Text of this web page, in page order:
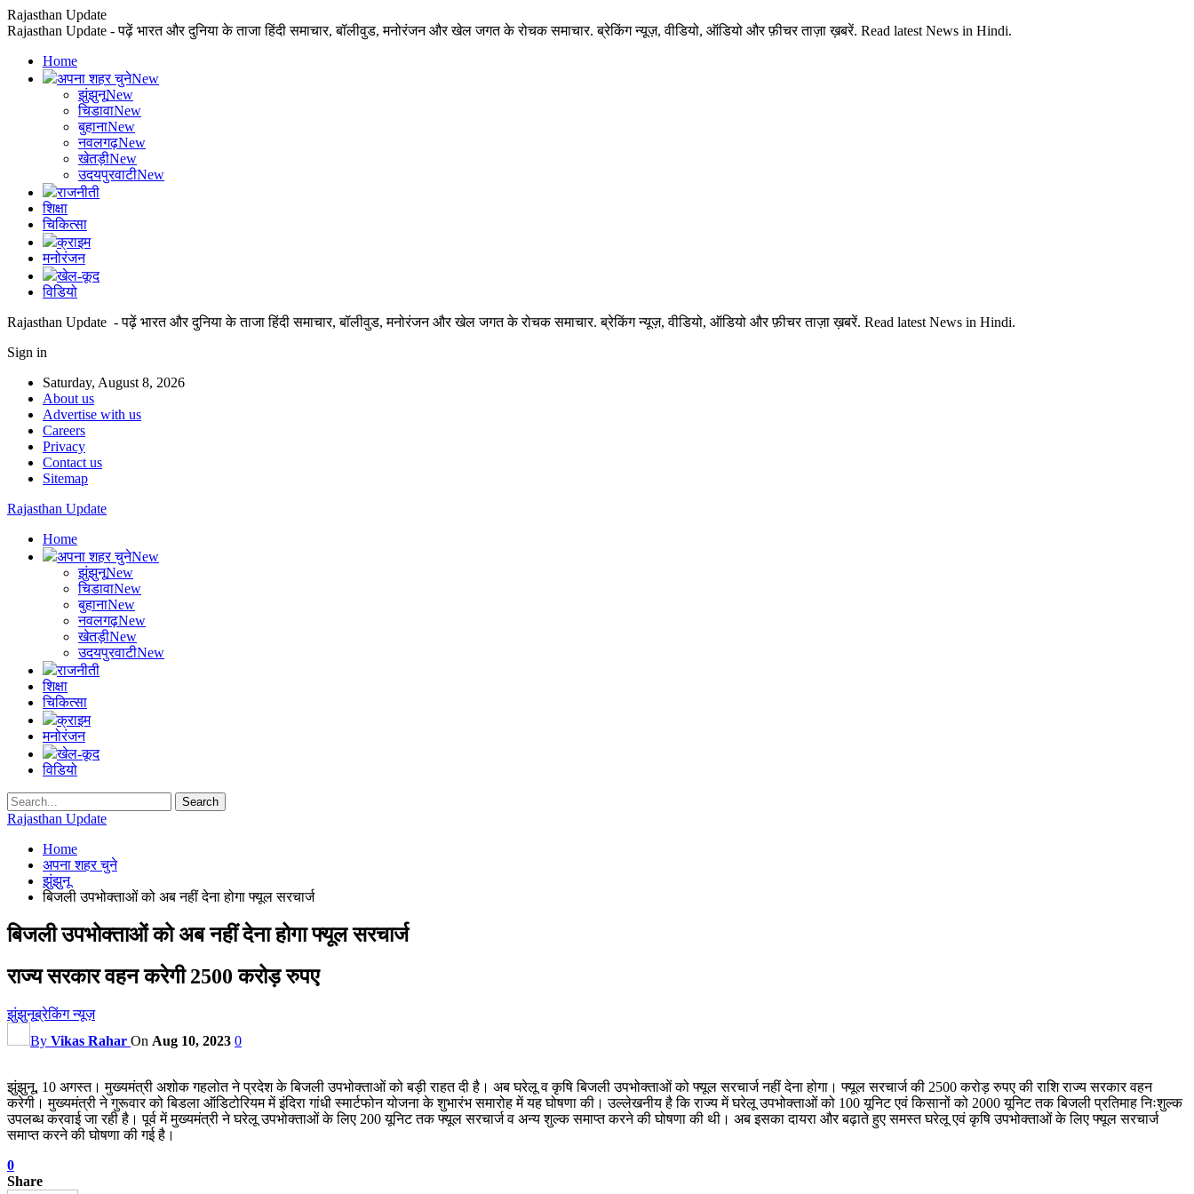
Rajasthan Update
Rajasthan Update - पढ़ें भारत और दुनिया के ताजा हिंदी समाचार, बॉलीवुड, मनोरंजन और खेल जगत के रोचक समाचार. ब्रेकिंग न्यूज़, वीडियो, ऑडियो और फ़ीचर ताज़ा ख़बरें. Read latest News in Hindi.
Home
अपना शहर चुनेNew
झुंझुनूNew
चिडावाNew
बुहानाNew
नवलगढ़New
खेतड़ीNew
उदयपुरवाटीNew
राजनीती
शिक्षा
चिकित्सा
क्राइम
मनोरंजन
खेल-कूद
विडियो
Rajasthan Update - पढ़ें भारत और दुनिया के ताजा हिंदी समाचार, बॉलीवुड, मनोरंजन और खेल जगत के रोचक समाचार. ब्रेकिंग न्यूज़, वीडियो, ऑडियो और फ़ीचर ताज़ा ख़बरें. Read latest News in Hindi.
Sign in
Saturday, August 8, 2026
About us
Advertise with us
Careers
Privacy
Contact us
Sitemap
Rajasthan Update
Home
अपना शहर चुनेNew
झुंझुनूNew
चिडावाNew
बुहानाNew
नवलगढ़New
खेतड़ीNew
उदयपुरवाटीNew
राजनीती
शिक्षा
चिकित्सा
क्राइम
मनोरंजन
खेल-कूद
विडियो
Rajasthan Update
Home
अपना शहर चुने
झुंझुनू
बिजली उपभोक्ताओं को अब नहीं देना होगा फ्यूल सरचार्ज
बिजली उपभोक्ताओं को अब नहीं देना होगा फ्यूल सरचार्ज
राज्य सरकार वहन करेगी 2500 करोड़ रुपए
झुंझुनूब्रेकिंग न्यूज़
By Vikas Rahar On Aug 10, 2023 0
झुंझुनू, 10 अगस्त। मुख्यमंत्री अशोक गहलोत ने प्रदेश के बिजली उपभोक्ताओं को बड़ी राहत दी है। अब घरेलू व कृषि बिजली उपभोक्ताओं को फ्यूल सरचार्ज नहीं देना होगा। फ्यूल सरचार्ज की 2500 करोड़ रुपए की राशि राज्य सरकार वहन
करेगी। मुख्यमंत्री ने गुरूवार को बिडला ऑडिटोरियम में इंदिरा गांधी स्मार्टफोन योजना के शुभारंभ समारोह में यह घोषणा की। उल्लेखनीय है कि राज्य में घरेलू उपभोक्ताओं को 100 यूनिट एवं किसानों को 2000 यूनिट तक बिजली प्रतिमाह निःशुल्क
उपलब्ध करवाई जा रही है। पूर्व में मुख्यमंत्री ने घरेलू उपभोक्ताओं के लिए 200 यूनिट तक फ्यूल सरचार्ज व अन्य शुल्क समाप्त करने की घोषणा की थी। अब इसका दायरा और बढ़ाते हुए समस्त घरेलू एवं कृषि उपभोक्ताओं के लिए फ्यूल सरचार्ज
समाप्त करने की घोषणा की गई है।
0
Share